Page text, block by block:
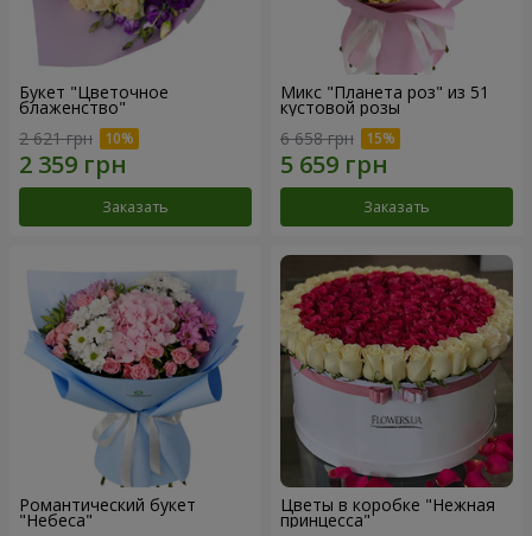
Букет "Цветочное
блаженство"
2 621 грн
Заказать
Микс "Планета роз" из 51
кустовой розы
6 658 грн
Заказать
Романтический букет
"Небеса"
Цветы в коробке "Нежная
принцесса"